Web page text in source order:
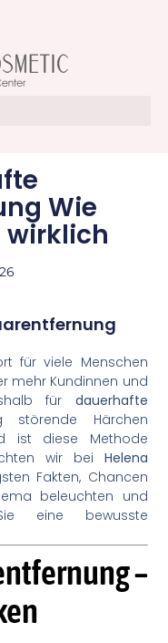
Wie
wirklich
für viele Menschen
mehr Kundinnen und
für dauerhafte
Härchen
ist diese Methode
wir bei Helena
Fakten, Chancen
beleuchten und
eine bewusste
–